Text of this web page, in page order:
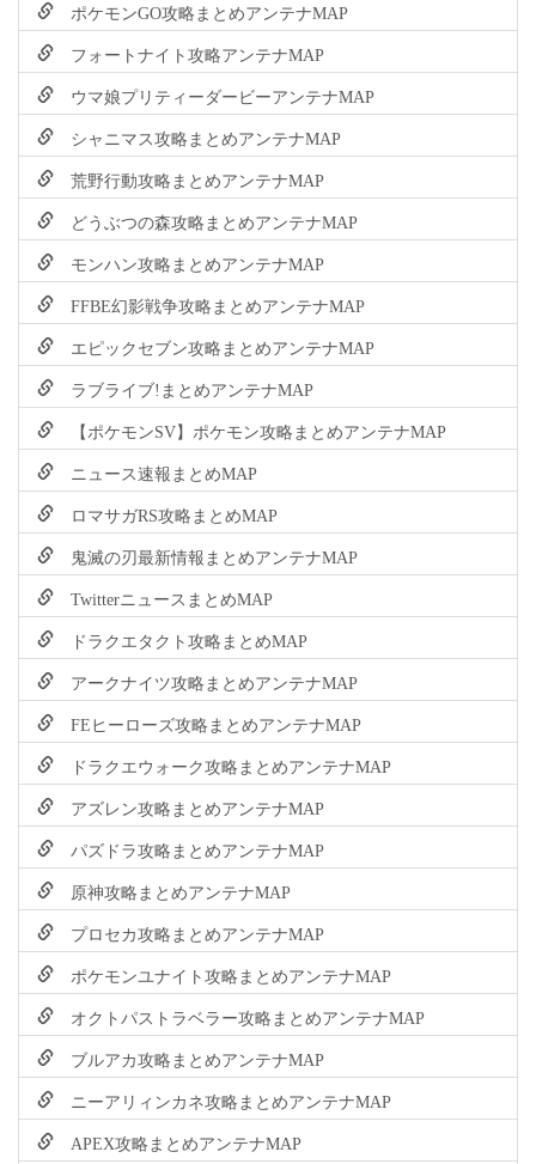
ポケモンGO攻略まとめアンテナMAP
フォートナイト攻略アンテナMAP
ウマ娘プリティーダービーアンテナMAP
シャニマス攻略まとめアンテナMAP
荒野行動攻略まとめアンテナMAP
どうぶつの森攻略まとめアンテナMAP
モンハン攻略まとめアンテナMAP
FFBE幻影戦争攻略まとめアンテナMAP
エピックセブン攻略まとめアンテナMAP
ラブライブ!まとめアンテナMAP
【ポケモンSV】ポケモン攻略まとめアンテナMAP
ニュース速報まとめMAP
ロマサガRS攻略まとめMAP
鬼滅の刃最新情報まとめアンテナMAP
TwitterニュースまとめMAP
ドラクエタクト攻略まとめMAP
アークナイツ攻略まとめアンテナMAP
FEヒーローズ攻略まとめアンテナMAP
ドラクエウォーク攻略まとめアンテナMAP
アズレン攻略まとめアンテナMAP
パズドラ攻略まとめアンテナMAP
原神攻略まとめアンテナMAP
プロセカ攻略まとめアンテナMAP
ポケモンユナイト攻略まとめアンテナMAP
オクトパストラベラー攻略まとめアンテナMAP
ブルアカ攻略まとめアンテナMAP
ニーアリィンカネ攻略まとめアンテナMAP
APEX攻略まとめアンテナMAP